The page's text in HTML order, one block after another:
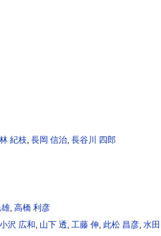
紀枝 ,長岡 信治 ,長谷川 四郎
雄,高橋 利彦
小沢 広和, 山下 透,工藤 伸, 此松 昌彦,水